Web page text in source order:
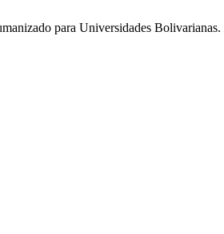
para Universidades Bolivarianas.